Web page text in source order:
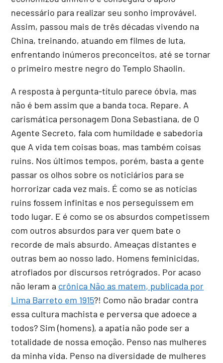
necessário para realizar seu sonho improvável.
Assim, passou mais de três décadas vivendo na
China, treinando, atuando em filmes de luta,
enfrentando inúmeros preconceitos, até se tornar
o primeiro mestre negro do Templo Shaolin.
A resposta à pergunta-título parece óbvia, mas
não é bem assim que a banda toca. Repare. A
carismática personagem Dona Sebastiana, de O
Agente Secreto, fala com humildade e sabedoria
que A vida tem coisas boas, mas também coisas
ruins. Nos últimos tempos, porém, basta a gente
passar os olhos sobre os noticiários para se
horrorizar cada vez mais. É como se as notícias
ruins fossem infinitas e nos perseguissem em
todo lugar. E é como se os absurdos competissem
com outros absurdos para ver quem bate o
recorde de mais absurdo. Ameaças distantes e
outras bem ao nosso lado. Homens feminicidas,
atrofiados por discursos retrógrados. Por acaso
não leram a crônica Não as matem, publicada por
Lima Barreto em 1915?! Como não bradar contra
essa cultura machista e perversa que adoece a
todos? Sim (homens), a apatia não pode ser a
totalidade de nossa emoção. Penso nas mulheres
da minha vida. Penso na diversidade de mulheres